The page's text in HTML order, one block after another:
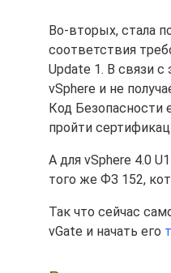
Во-вторых, стала
соответствия
Update 1. В связи
vSphere и не
Код Безопасности
пройти
А для vSphere 4.0
того же ФЗ 152,
Так что сейчас
vGate и начать его